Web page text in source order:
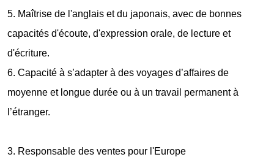
5. Maîtrise de l'anglais et du japonais, avec de bonnes
capacités d'écoute, d'expression orale, de lecture et
d'écriture.
6. Capacité à s’adapter à des voyages d’affaires de
moyenne et longue durée ou à un travail permanent à
l’étranger.
3. Responsable des ventes pour l'Europe